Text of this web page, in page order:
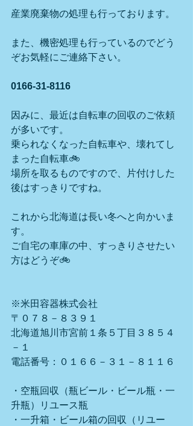
産業廃棄物の処理も行っております。
また、機密処理も行っているのでどう
ぞお気軽にご連絡下さい。
0166-31-8116
因みに、最近は自転車の回収のご依頼
が多いです。
乗られなくなった自転車や、壊れてし
まった自転車🚲
場所を取るものですので、片付けした
後はすっきりですね。
これから北海道は長い冬へと向かいま
す。
ご自宅の車庫の中、すっきりさせたい
方はどうぞ🚲
※米田容器株式会社
〒０７８－８３９１
北海道旭川市宮前１条５丁目３８５４
－１
電話番号：０１６６－３１－８１１６
・空瓶回収（瓶ビール・ビール瓶・一
升瓶）リユース瓶
・一升箱・ビール箱の回収（リユー